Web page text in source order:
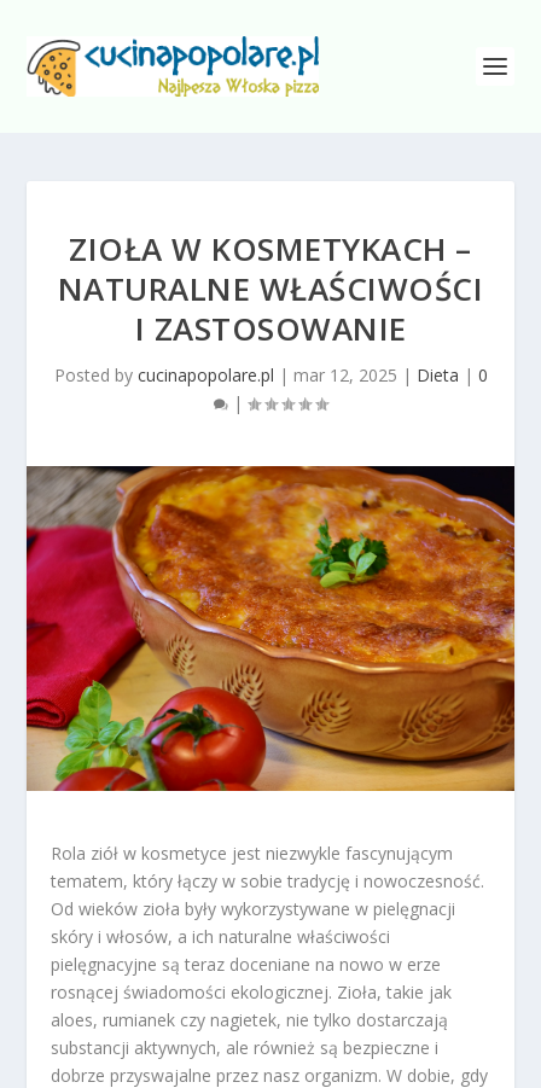
ZIOŁA W KOSMETYKACH –
NATURALNE WŁAŚCIWOŚCI
I ZASTOSOWANIE
Posted by cucinapopolare.pl | mar 12, 2025 | Dieta | 0
|
Rola ziół w kosmetyce jest niezwykle fascynującym
tematem, który łączy w sobie tradycję i nowoczesność.
Od wieków zioła były wykorzystywane w pielęgnacji
skóry i włosów, a ich naturalne właściwości
pielęgnacyjne są teraz doceniane na nowo w erze
rosnącej świadomości ekologicznej. Zioła, takie jak
aloes, rumianek czy nagietek, nie tylko dostarczają
substancji aktywnych, ale również są bezpieczne i
dobrze przyswajalne przez nasz organizm. W dobie, gdy